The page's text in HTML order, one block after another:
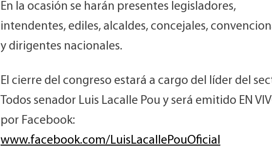
En la ocasión se harán presentes legisladores,
intendentes, ediles, alcaldes, concejales,
y dirigentes nacionales.
El cierre del congreso estará a cargo del líder del
Todos senador Luis Lacalle Pou y será emitido EN
por Facebook:
www.facebook.com/LuisLacallePouOficial